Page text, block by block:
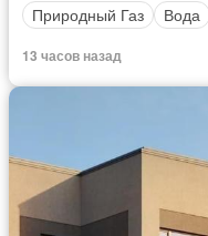
Природный Газ
Вода
13 часов назад